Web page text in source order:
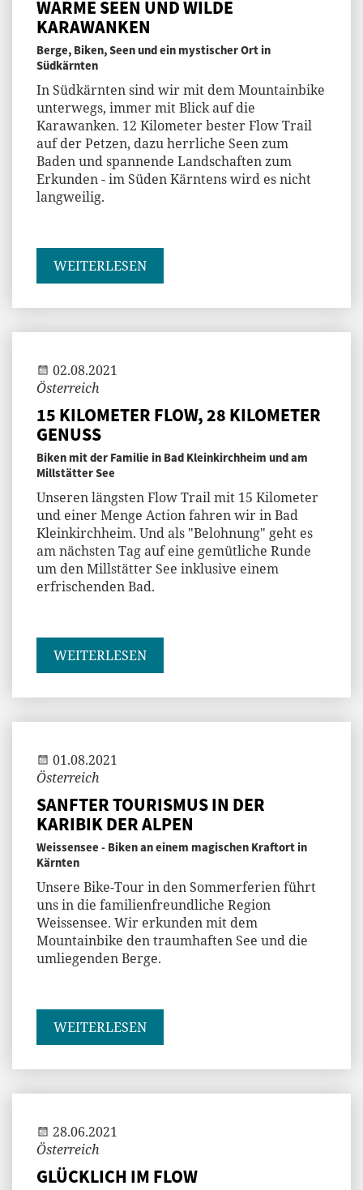
WARME SEEN UND WILDE
KARAWANKEN
Berge, Biken, Seen und ein mystischer Ort in
Südkärnten
In Südkärnten sind wir mit dem Mountainbike
unterwegs, immer mit Blick auf die
Karawanken. 12 Kilometer bester Flow Trail
auf der Petzen, dazu herrliche Seen zum
Baden und spannende Landschaften zum
Erkunden - im Süden Kärntens wird es nicht
langweilig.
WEITERLESEN
02.08.2021
Österreich
15 KILOMETER FLOW, 28 KILOMETER
GENUSS
Biken mit der Familie in Bad Kleinkirchheim und am
Millstätter See
Unseren längsten Flow Trail mit 15 Kilometer
und einer Menge Action fahren wir in Bad
Kleinkirchheim. Und als "Belohnung" geht es
am nächsten Tag auf eine gemütliche Runde
um den Millstätter See inklusive einem
erfrischenden Bad.
WEITERLESEN
01.08.2021
Österreich
SANFTER TOURISMUS IN DER
KARIBIK DER ALPEN
Weissensee - Biken an einem magischen Kraftort in
Kärnten
Unsere Bike-Tour in den Sommerferien führt
uns in die familienfreundliche Region
Weissensee. Wir erkunden mit dem
Mountainbike den traumhaften See und die
umliegenden Berge.
WEITERLESEN
28.06.2021
Österreich
GLÜCKLICH IM FLOW